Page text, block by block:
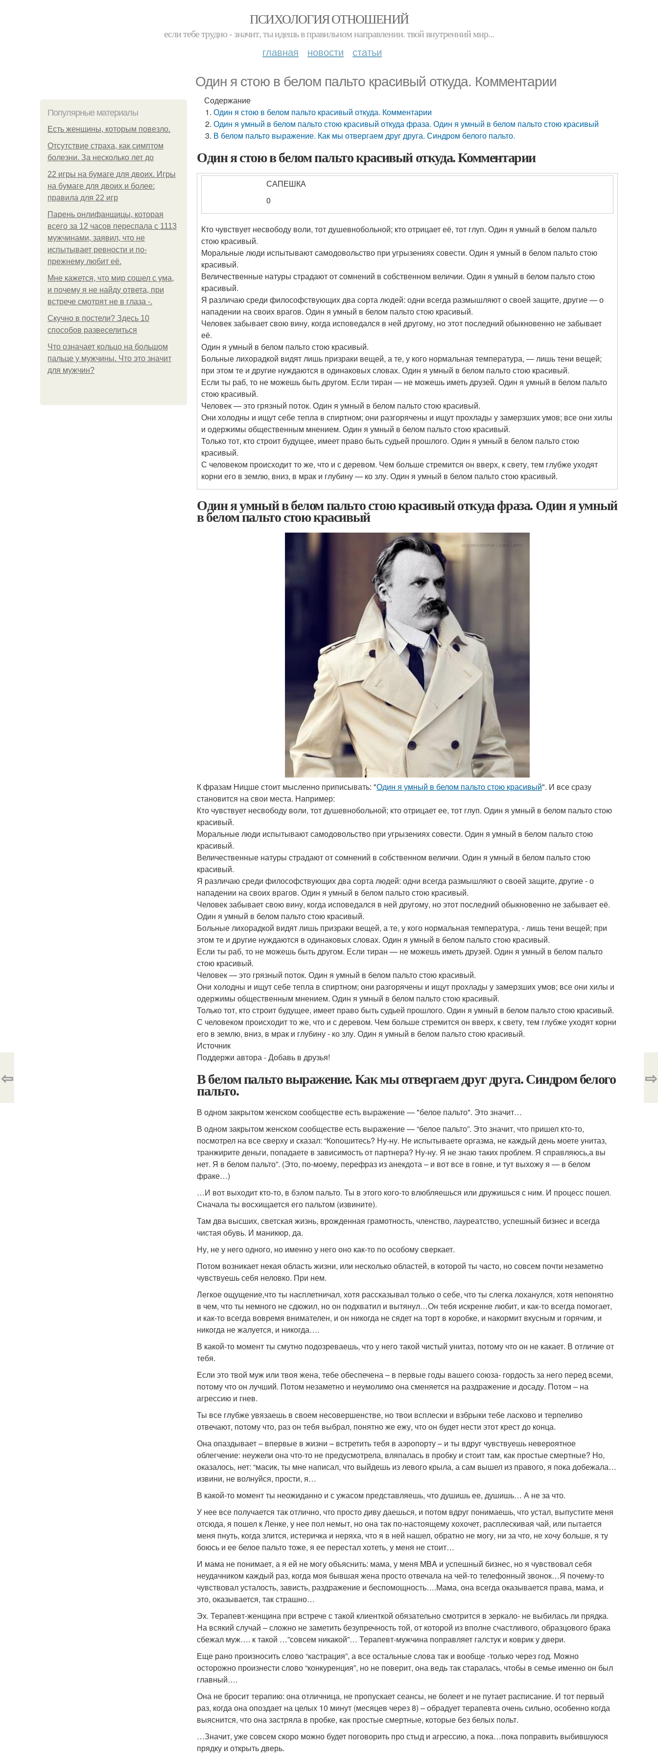
ПСИХОЛОГИЯ ОТНОШЕНИЙ
если тебе трудно - значит, ты идешь в правильном направлении. твой внутренний мир...
главная новости статьи
Один я стою в белом пальто красивый откуда. Комментарии
Популярные материалы
Есть женщины, которым повезло.
Отсутствие страха, как симптом
болезни. За несколько лет до
22 игры на бумаге для двоих. Игры
на бумаге для двоих и более:
правила для 22 игр
Парень онлифанщицы, которая
всего за 12 часов переспала с 1113
мужчинами, заявил, что не
испытывает ревности и по-
прежнему любит её.
Мне кажется, что мир сошел с ума,
и почему я не найду ответа, при
встрече смотрят не в глаза -.
Скучно в постели? Здесь 10
способов развеселиться
Что означает кольцо на большом
пальце у мужчины. Что это значит
для мужчин?
Содержание
Один я стою в белом пальто красивый откуда. Комментарии
Один я умный в белом пальто стою красивый откуда фраза. Один я умный в белом пальто стою красивый
В белом пальто выражение. Как мы отвергаем друг друга. Синдром белого пальто.
Один я стою в белом пальто красивый откуда. Комментарии
САПЕШКА
0
Кто чувствует несвободу воли, тот душевнобольной; кто отрицает её, тот глуп. Один я умный в белом пальто
стою красивый.
Моральные люди испытывают самодовольство при угрызениях совести. Один я умный в белом пальто стою
красивый.
Величественные натуры страдают от сомнений в собственном величии. Один я умный в белом пальто стою
красивый.
Я различаю среди философствующих два сорта людей: одни всегда размышляют о своей защите, другие — о
нападении на своих врагов. Один я умный в белом пальто стою красивый.
Человек забывает свою вину, когда исповедался в ней другому, но этот последний обыкновенно не забывает
её.
Один я умный в белом пальто стою красивый.
Больные лихорадкой видят лишь призраки вещей, а те, у кого нормальная температура, — лишь тени вещей;
при этом те и другие нуждаются в одинаковых словах. Один я умный в белом пальто стою красивый.
Если ты раб, то не можешь быть другом. Если тиран — не можешь иметь друзей. Один я умный в белом пальто
стою красивый.
Человек — это грязный поток. Один я умный в белом пальто стою красивый.
Они холодны и ищут себе тепла в спиртном; они разгорячены и ищут прохлады у замерзших умов; все они хилы
и одержимы общественным мнением. Один я умный в белом пальто стою красивый.
Только тот, кто строит будущее, имеет право быть судьей прошлого. Один я умный в белом пальто стою
красивый.
С человеком происходит то же, что и с деревом. Чем больше стремится он вверх, к свету, тем глубже уходят
корни его в землю, вниз, в мрак и глубину — ко злу. Один я умный в белом пальто стою красивый.
Один я умный в белом пальто стою красивый откуда фраза. Один я умный
в белом пальто стою красивый
К фразам Ницше стоит мысленно приписывать: "Один я умный в белом пальто стою красивый". И все сразу
становится на свои места. Например:
Кто чувствует несвободу воли, тот душевнобольной; кто отрицает ее, тот глуп. Один я умный в белом пальто стою
красивый.
Моральные люди испытывают самодовольство при угрызениях совести. Один я умный в белом пальто стою
красивый.
Величественные натуры страдают от сомнений в собственном величии. Один я умный в белом пальто стою
красивый.
Я различаю среди философствующих два сорта людей: одни всегда размышляют о своей защите, другие - о
нападении на своих врагов. Один я умный в белом пальто стою красивый.
Человек забывает свою вину, когда исповедался в ней другому, но этот последний обыкновенно не забывает её.
Один я умный в белом пальто стою красивый.
Больные лихорадкой видят лишь призраки вещей, а те, у кого нормальная температура, - лишь тени вещей; при
этом те и другие нуждаются в одинаковых словах. Один я умный в белом пальто стою красивый.
Если ты раб, то не можешь быть другом. Если тиран — не можешь иметь друзей. Один я умный в белом пальто
стою красивый.
Человек — это грязный поток. Один я умный в белом пальто стою красивый.
Они холодны и ищут себе тепла в спиртном; они разгорячены и ищут прохлады у замерзших умов; все они хилы и
одержимы общественным мнением. Один я умный в белом пальто стою красивый.
Только тот, кто строит будущее, имеет право быть судьей прошлого. Один я умный в белом пальто стою красивый.
С человеком происходит то же, что и с деревом. Чем больше стремится он вверх, к свету, тем глубже уходят корни
его в землю, вниз, в мрак и глубину - ко злу. Один я умный в белом пальто стою красивый.
Источник
Поддержи автора - Добавь в друзья!
В белом пальто выражение. Как мы отвергаем друг друга. Синдром белого
пальто.
В одном закрытом женском сообществе есть выражение — "белое пальто". Это значит…
В одном закрытом женском сообществе есть выражение — “белое пальто”. Это значит, что пришел кто-то,
посмотрел на все сверху и сказал: “Копошитесь? Ну-ну. Не испытываете оргазма, не каждый день моете унитаз,
транжирите деньги, попадаете в зависимость от партнера? Ну-ну. Я не знаю таких проблем. Я справляюсь,а вы
нет. Я в белом пальто”. (Это, по-моему, перефраз из анекдота – и вот все в говне, и тут выхожу я — в белом
фраке…)
…И вот выходит кто-то, в бэлом пальто. Ты в этого кого-то влюбляешься или дружишься с ним. И процесс пошел.
Сначала ты восхищается его пальтом (извините).
Там два высших, светская жизнь, врожденная грамотность, членство, лауреатство, успешный бизнес и всегда
чистая обувь. И маникюр, да.
Ну, не у него одного, но именно у него оно как-то по особому сверкает.
Потом возникает некая область жизни, или несколько областей, в которой ты часто, но совсем почти незаметно
чувствуешь себя неловко. При нем.
Легкое ощущение,что ты насплетничал, хотя рассказывал только о себе, что ты слегка лоханулся, хотя непонятно
в чем, что ты немного не сдюжил, но он подхватил и вытянул…Он тебя искренне любит, и как-то всегда помогает,
и как-то всегда вовремя внимателен, и он никогда не сядет на торт в коробке, и накормит вкусным и горячим, и
никогда не жалуется, и никогда….
В какой-то момент ты смутно подозреваешь, что у него такой чистый унитаз, потому что он не какает. В отличие от
тебя.
Если это твой муж или твоя жена, тебе обеспечена – в первые годы вашего союза- гордость за него перед всеми,
потому что он лучший. Потом незаметно и неумолимо она сменяется на раздражение и досаду. Потом – на
агрессию и гнев.
Ты все глубже увязаешь в своем несовершенстве, но твои всплески и взбрыки тебе ласково и терпеливо
отвечают, потому что, раз он тебя выбрал, понятно же ежу, что он будет нести этот крест до конца.
Она опаздывает – впервые в жизни – встретить тебя в аэропорту – и ты вдруг чувствуешь невероятное
облегчение: неужели она что-то не предусмотрела, вляпалась в пробку и стоит там, как простые смертные? Но,
оказалось, нет: “масик, ты мне написал, что выйдешь из левого крыла, а сам вышел из правого, я пока добежала…
извини, не волнуйся, прости, я…
В какой-то момент ты неожиданно и с ужасом представляешь, что душишь ее, душишь… А не за что.
У нее все получается так отлично, что просто диву даешься, и потом вдруг понимаешь, что устал, выпустите меня
отсюда, я пошел к Ленке, у нее пол немыт, но она так по-настоящему хохочет, расплескивая чай, или пытается
меня пнуть, когда злится, истеричка и неряха, что я в ней нашел, обратно не могу, ни за что, не хочу больше, я ту
боюсь и ее белое пальто тоже, я ее перестал хотеть, у меня не стоит…
И мама не понимает, а я ей не могу объяснить: мама, у меня MBA и успешный бизнес, но я чувствовал себя
неудачником каждый раз, когда моя бывшая жена просто отвечала на чей-то телефонный звонок…Я почему-то
чувствовал усталость, зависть, раздражение и беспомощность….Мама, она всегда оказывается права, мама, и
это, оказывается, так страшно…
Эх. Терапевт-женщина при встрече с такой клиенткой обязательно смотрится в зеркало- не выбилась ли прядка.
На всякий случай – сложно не заметить безупречность той, от которой из вполне счастливого, образцового брака
сбежал муж…. к такой …”совсем никакой”… Терапевт-мужчина поправляет галстук и коврик у двери.
Еще рано произносить слово “кастрация”, а все остальные слова так и вообще -только через год. Можно
осторожно произнести слово “конкуренция”, но не поверит, она ведь так старалась, чтобы в семье именно он был
главный….
Она не бросит терапию: она отличница, не пропускает сеансы, не болеет и не путает расписание. И тот первый
раз, когда она опоздает на целых 10 минут (месяцев через 8) – обрадует терапевта очень сильно, особенно когда
выяснится, что она застряла в пробке, как простые смертные, которые без белых польт.
…Значит, уже совсем скоро можно будет поговорить про стыд и агрессию, а пока…пока поправить выбившуюся
прядку и открыть дверь.
⇦ ⇨